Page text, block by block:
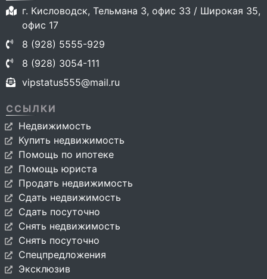
г. Кисловодск, Тельмана 3, офис 33 / Широкая 35,
офис 17
8 (928) 5555-929
8 (928) 3054-111
vipstatus555@mail.ru
ССЫЛКИ
Недвижимость
Купить недвижимость
Помощь по ипотеке
Помощь юриста
Продать недвижимость
Сдать недвижимость
Сдать посуточно
Снять недвижимость
Снять посуточно
Спецпредложения
Эксклюзив